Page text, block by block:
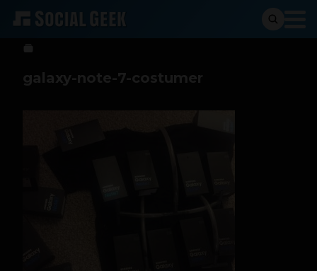
Sergio Ramos 19 de octubre de 2016
galaxy-note-7-costumer